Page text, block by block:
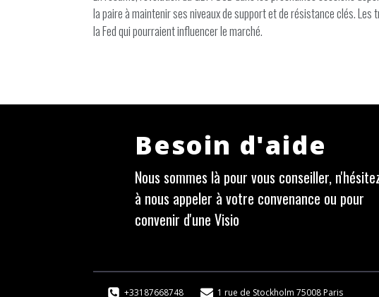
la paire à maintenir ses niveaux de support et de résistance clés.
la Fed qui pourraient influencer le marché.
Besoin d'aide
Nous sommes là pour vous conseiller,
à nous appeler à votre convenance ou pour
convenir d'une Visio
+33187668748 1 rue de Stockholm 75008 Paris